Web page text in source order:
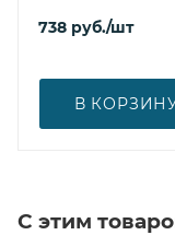
738 руб./шт
В
С этим